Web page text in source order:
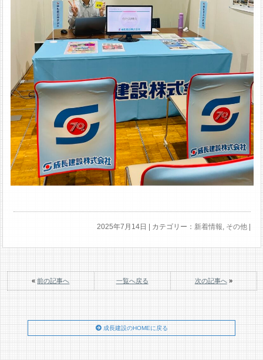
2025年7月14日 | カテゴリー： 新着情報, その他
«前の記事へ 一覧へ戻る 次の記事へ»
成長建設のHOMEに戻る